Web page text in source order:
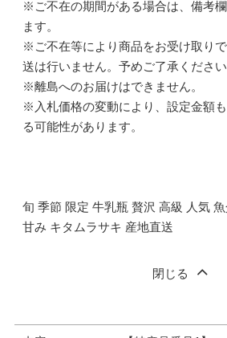
※ご不在の期間がある場合は、備考
ます。
※ご不在等により商品をお受け取り
送は行いません。予めご了承ください
※離島へのお届けはできません。
※入札価格の変動により、設定金額
る可能性があります。
旬 季節 限定 牛乳瓶 贅沢 高級 人気
甘み キタムラサキ 産地直送
閉じる